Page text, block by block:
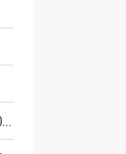
"БАРИ ГАЛУСТ": АРМЯНЕ РАСКРЫЛИ РУССКИМ ТУРИСТАМ ТОП-5 ПРИЧИН ВЫБРАТЬ АРМЕНИЮ, А НЕ ТУРЦИЮ